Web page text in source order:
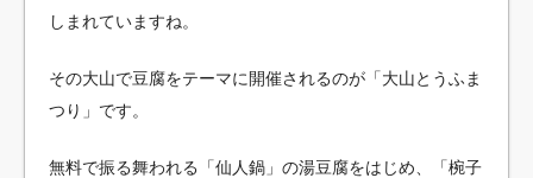
しまれていますね。
その大山で豆腐をテーマに開催されるのが「大山とうふま
つり」です。
無料で振る舞われる「仙人鍋」の湯豆腐をはじめ、「椀子